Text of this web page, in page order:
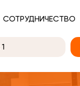
СОТРУДНИЧЕСТВО
1